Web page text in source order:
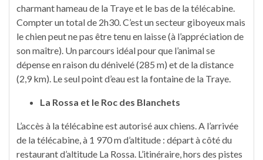
charmant hameau de la Traye et le bas de la télécabine.
Compter un total de 2h30. C’est un secteur giboyeux mais
le chien peut ne pas être tenu en laisse (à l’appréciation de
son maître). Un parcours idéal pour que l’animal se
dépense en raison du dénivelé (285 m) et de la distance
(2,9 km). Le seul point d’eau est la fontaine de la Traye.
La Rossa et le Roc des Blanchets
L’accès à la télécabine est autorisé aux chiens. A l’arrivée
de la télécabine, à 1 970 m d’altitude : départ à côté du
restaurant d’altitude La Rossa. L’itinéraire, hors des pistes